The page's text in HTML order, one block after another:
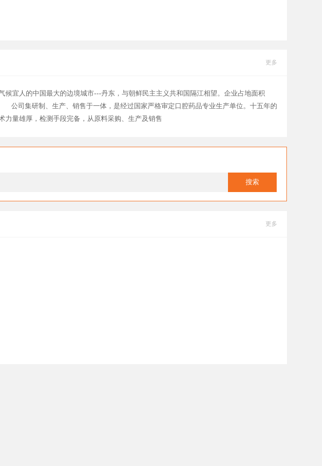
更多
宜人的中国最大的边境城市---丹东，与朝鲜民主主义共和国隔江相望。企业占地面积
司集研制、生产、销售于一体，是经过国家严格审定口腔药品专业生产单位。十五年的
力量雄厚，检测手段完备，从原料采购、生产及销售
搜索
更多